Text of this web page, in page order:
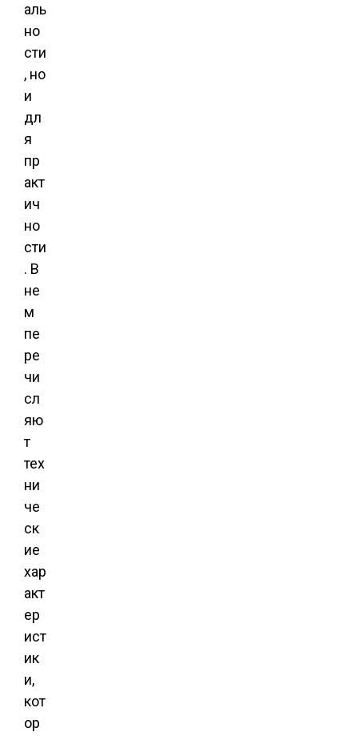
аль
но
сти
, но
и
дл
я
пр
акт
ич
но
сти
. В
не
м
пе
ре
чи
сл
яю
т
тех
ни
че
ск
ие
хар
акт
ер
ист
ик
и,
кот
ор